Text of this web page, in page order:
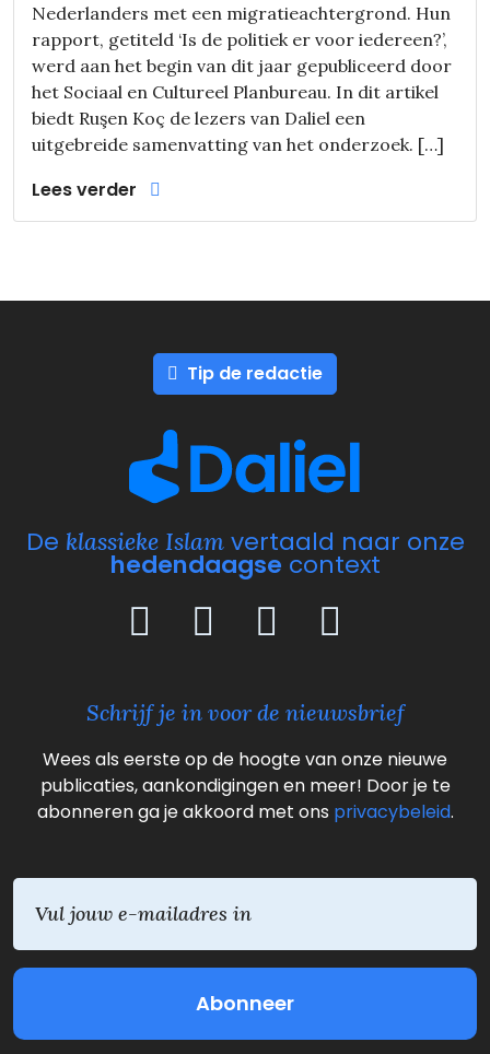
Nederlanders met een migratieachtergrond. Hun
rapport, getiteld ‘Is de politiek er voor iedereen?’,
werd aan het begin van dit jaar gepubliceerd door
het Sociaal en Cultureel Planbureau. In dit artikel
biedt Ruşen Koç de lezers van Daliel een
uitgebreide samenvatting van het onderzoek. […]
Lees verder
Tip de redactie
De klassieke Islamvertaald naar onze
hedendaagse context
Schrijf je in voor de nieuwsbrief
Wees als eerste op de hoogte van onze nieuwe
publicaties, aankondigingen en meer! Door je te
abonneren ga je akkoord met ons privacybeleid.
m
i
l
V